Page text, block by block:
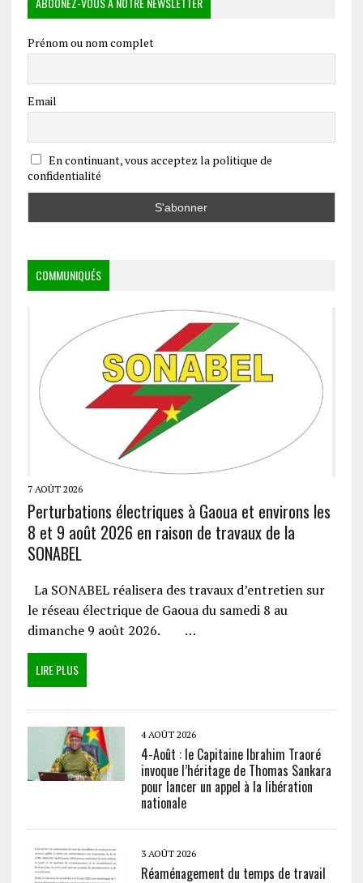
Prénom ou nom complet
Email
En continuant, vous acceptez la politique de
confidentialité
COMMUNIQUÉS
7 AOÛT 2026
Perturbations électriques à Gaoua et environs les
8 et 9 août 2026 en raison de travaux de la
SONABEL
La SONABEL réalisera des travaux d’entretien sur
le réseau électrique de Gaoua du samedi 8 au
dimanche 9 août 2026. …
LIRE PLUS
4 AOÛT 2026
4-Août : le Capitaine Ibrahim Traoré
invoque l’héritage de Thomas Sankara
pour lancer un appel à la libération
nationale
3 AOÛT 2026
Réaménagement du temps de travail